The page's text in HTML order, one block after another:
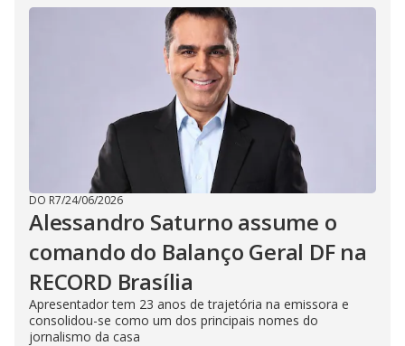
e
o
DO R7/24/06/2026
Alessandro Saturno assume o
comando do Balanço Geral DF na
RECORD Brasília
Apresentador tem 23 anos de trajetória na emissora e
consolidou-se como um dos principais nomes do
jornalismo da casa